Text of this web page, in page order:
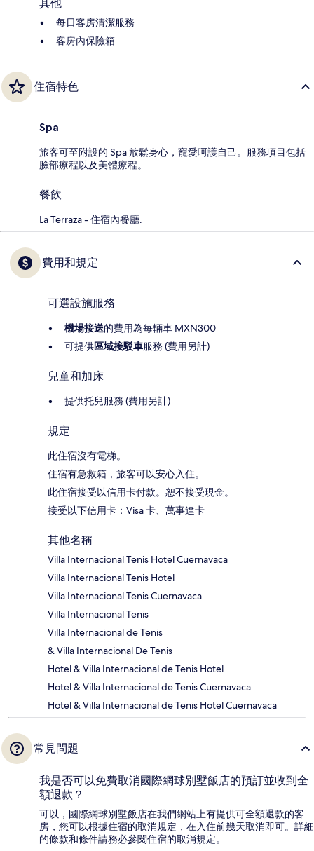
其他
每日客房清潔服務
客房內保險箱
住宿特色
Spa
旅客可至附設的 Spa 放鬆身心，寵愛呵護自己。服務項目包括
臉部療程以及美體療程。
餐飲
La Terraza - 住宿內餐廳.
費用和規定
可選設施服務
機場接送的費用為每輛車 MXN300
可提供區域接駁車服務 (費用另計)
兒童和加床
提供托兒服務 (費用另計)
規定
此住宿沒有電梯。
住宿有急救箱，旅客可以安心入住。
此住宿接受以信用卡付款。恕不接受現金。
接受以下信用卡：Visa 卡、萬事達卡
其他名稱
Villa Internacional Tenis Hotel Cuernavaca
Villa Internacional Tenis Hotel
Villa Internacional Tenis Cuernavaca
Villa Internacional Tenis
Villa Internacional de Tenis
& Villa Internacional De Tenis
Hotel & Villa Internacional de Tenis Hotel
Hotel & Villa Internacional de Tenis Cuernavaca
Hotel & Villa Internacional de Tenis Hotel Cuernavaca
常見問題
我是否可以免費取消國際網球別墅飯店的預訂並收到全
額退款？
可以，國際網球別墅飯店在我們網站上有提供可全額退款的客
房，您可以根據住宿的取消規定，在入住前幾天取消即可。詳細
的條款和條件請務必參閱住宿的取消規定。